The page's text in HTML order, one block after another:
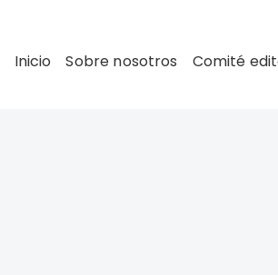
Inicio Sobre nosotros Comité